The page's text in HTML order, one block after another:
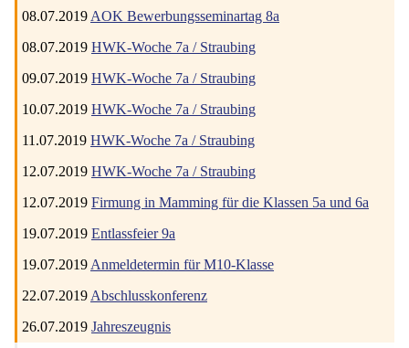
08.07.2019 AOK Bewerbungsseminartag 8a
08.07.2019 HWK-Woche 7a / Straubing
09.07.2019 HWK-Woche 7a / Straubing
10.07.2019 HWK-Woche 7a / Straubing
11.07.2019 HWK-Woche 7a / Straubing
12.07.2019 HWK-Woche 7a / Straubing
12.07.2019 Firmung in Mamming für die Klassen 5a und 6a
19.07.2019 Entlassfeier 9a
19.07.2019 Anmeldetermin für M10-Klasse
22.07.2019 Abschlusskonferenz
26.07.2019 Jahreszeugnis